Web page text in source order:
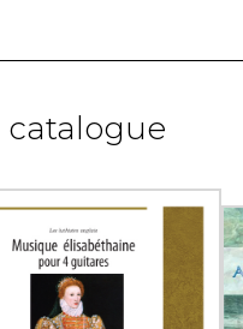
catalogue